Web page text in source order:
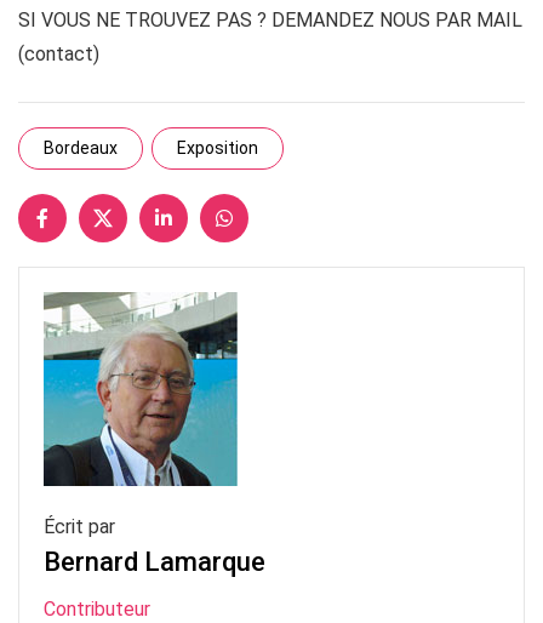
SI VOUS NE TROUVEZ PAS ? DEMANDEZ NOUS PAR MAIL
(contact)
Bordeaux Exposition
Écrit par
Bernard Lamarque
Contributeur